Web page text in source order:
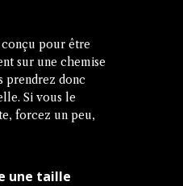
pour être
sur une chemise
prendrez donc
Si vous le
forcez un peu,
une taille